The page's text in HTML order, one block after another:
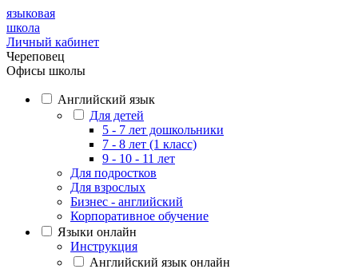
языковая
школа
Личный кабинет
Череповец
Офисы школы
Английский язык
Для детей
5 - 7 лет дошкольники
7 - 8 лет (1 класс)
9 - 10 - 11 лет
Для подростков
Для взрослых
Бизнес - английский
Корпоративное обучение
Языки онлайн
Инструкция
Английский язык онлайн